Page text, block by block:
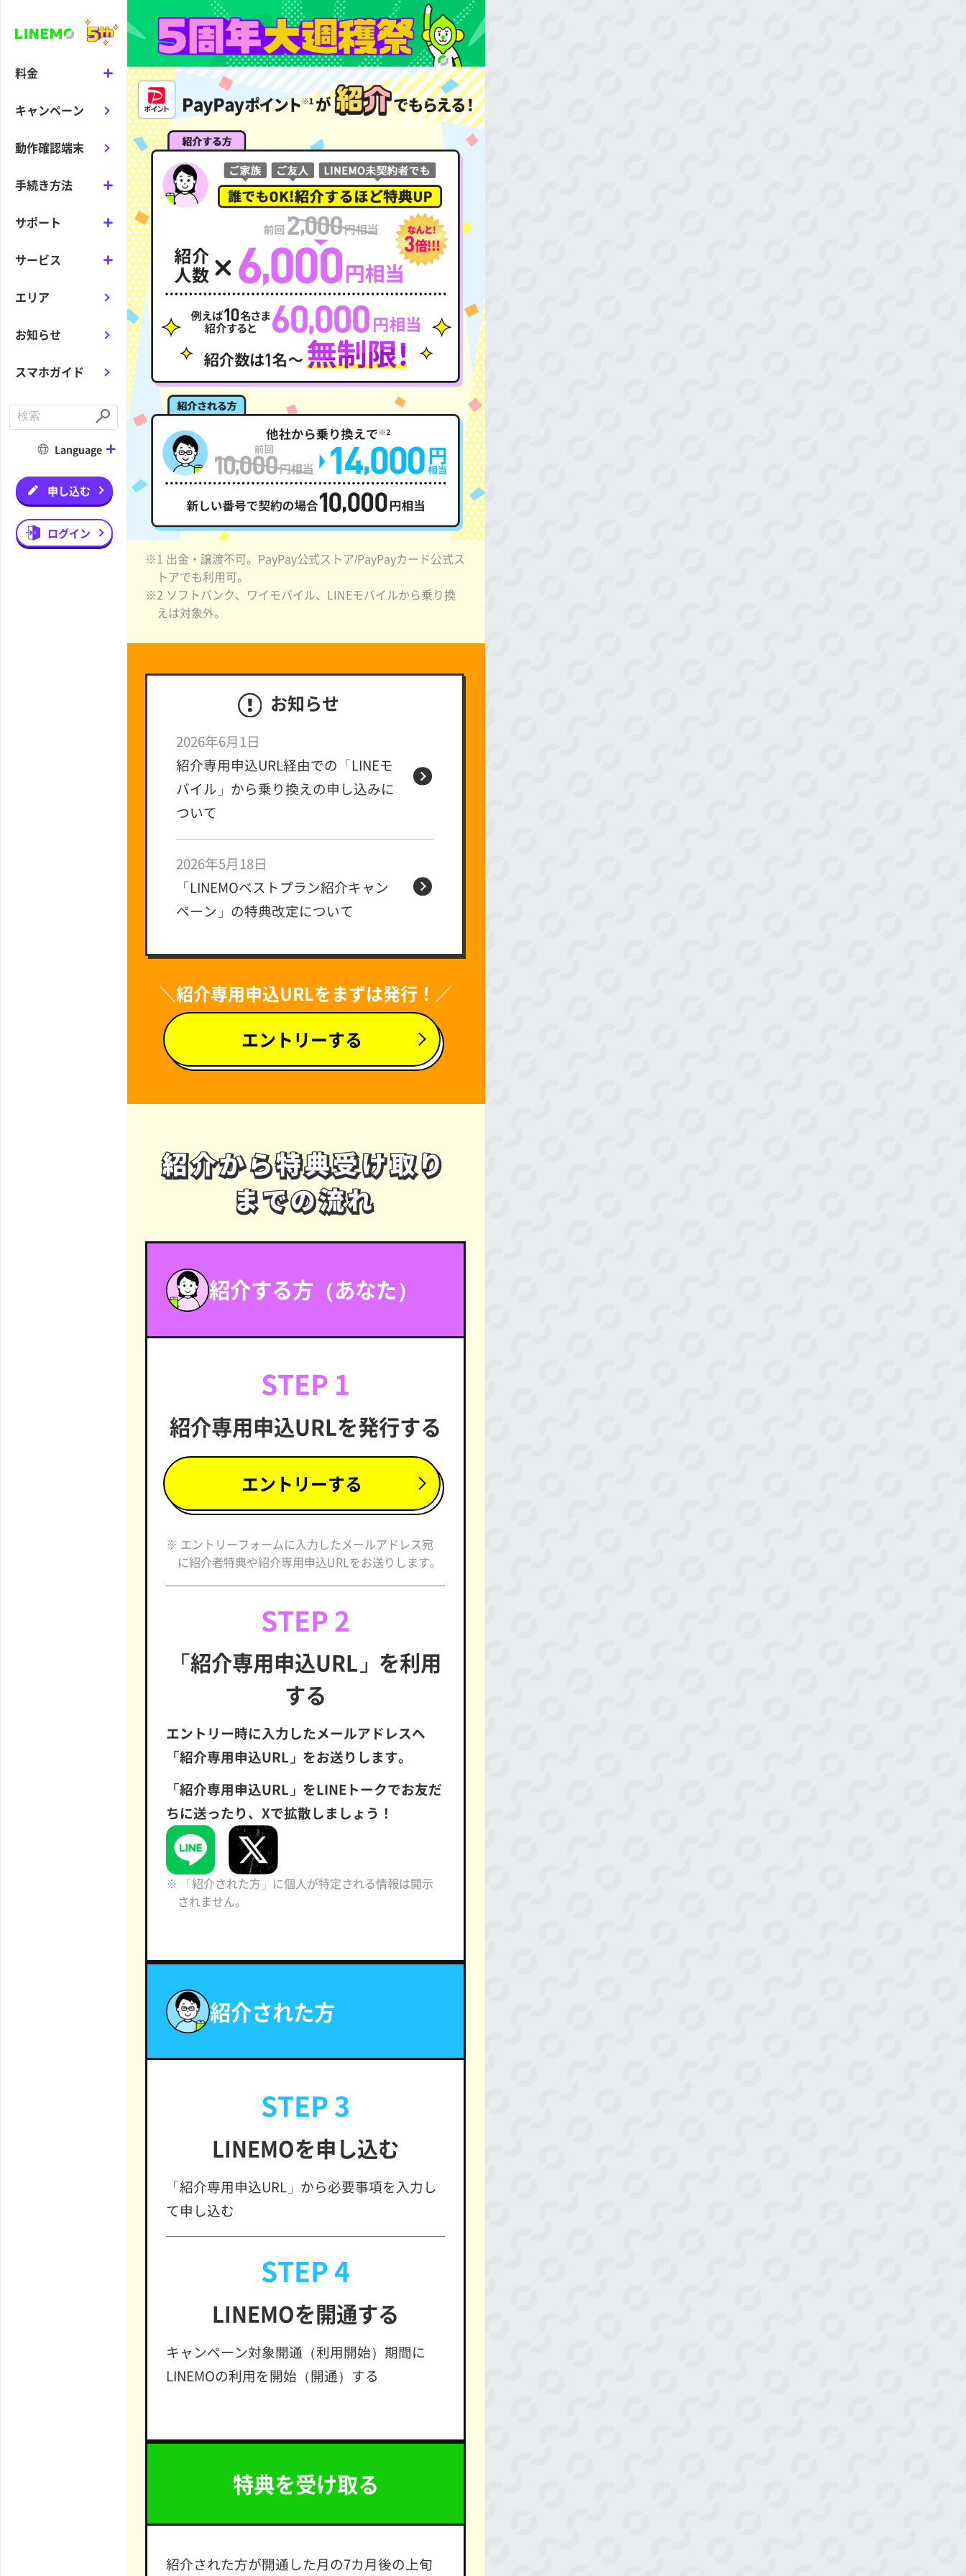
料金
キャンペーン
動作確認端末
手続き方法
サポート
サービス
エリア
お知らせ
スマホガイド
n
S
u
m
t
Language
申し込む
ログイン
※1 出金・譲渡不可。PayPay公式ストア/PayPayカード公式ス
トアでも利用可。
※2 ソフトバンク、ワイモバイル、LINEモバイルから乗り換
えは対象外。
お知らせ
2026年6月1日
紹介専用申込URL経由での「LINEモ
バイル」から乗り換えの申し込みに
ついて
2026年5月18日
「LINEMOベストプラン紹介キャン
ペーン」の特典改定について
＼紹介専用申込URLをまずは発行！／
エントリーする
紹介から特典受け取り
までの流れ
紹介から特典受け取り
までの流れ
紹介する方（あなた）
STEP 1
紹介専用申込URLを発行する
エントリーする
※ エントリーフォームに入力したメールアドレス宛
に紹介者特典や紹介専用申込URLをお送りします。
STEP 2
「紹介専用申込URL」を利用
する
エントリー時に入力したメールアドレスへ
「紹介専用申込URL」をお送りします。
「紹介専用申込URL」をLINEトークでお友だ
ちに送ったり、Xで拡散しましょう！
※ 「紹介された方」に個人が特定される情報は開示
されません。
紹介された方
STEP 3
LINEMOを申し込む
「紹介専用申込URL」から必要事項を入力し
て申し込む
STEP 4
LINEMOを開通する
キャンペーン対象開通（利用開始）期間に
LINEMOの利用を開始（開通）する
特典を受け取る
紹介された方が開通した月の7カ月後の上旬